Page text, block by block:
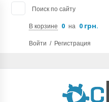
Поиск по сайту
В корзине 0 на 0 грн.
Войти / Регистрация